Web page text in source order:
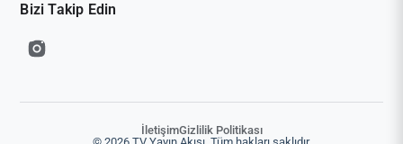
Bizi Takip Edin
İletişimGizlilik Politikası